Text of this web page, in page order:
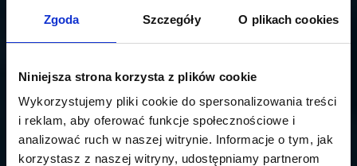
Zgoda Szczegóły O plikach cookies
Niniejsza strona korzysta z plików cookie
Wykorzystujemy pliki cookie do spersonalizowania treści
i reklam, aby oferować funkcje społecznościowe i
analizować ruch w naszej witrynie. Informacje o tym, jak
korzystasz z naszej witryny, udostępniamy partnerom